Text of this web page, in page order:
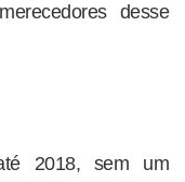
desse
2018, sem um